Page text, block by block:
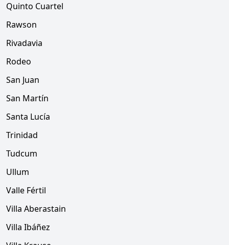
Quinto Cuartel
Rawson
Rivadavia
Rodeo
San Juan
San Martín
Santa Lucía
Trinidad
Tudcum
Ullum
Valle Fértil
Villa Aberastain
Villa Ibáñez